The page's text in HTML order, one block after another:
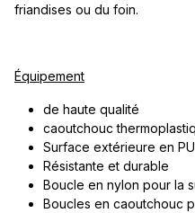
friandises ou du foin.
Équipement
de haute qualité
caoutchouc
Surface extérieure en
Résistante et durable
Boucle en nylon pour la
Boucles en caoutchouc